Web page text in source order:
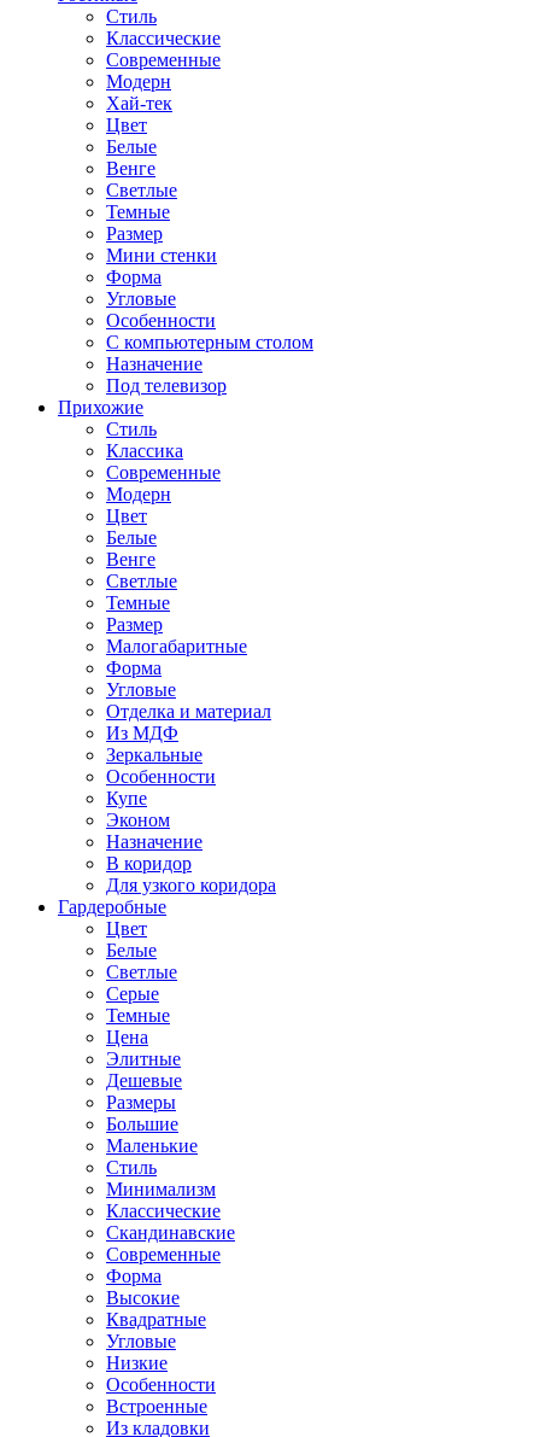
Стиль
Классические
Современные
Модерн
Хай-тек
Цвет
Белые
Венге
Светлые
Темные
Размер
Мини стенки
Форма
Угловые
Особенности
С компьютерным столом
Назначение
Под телевизор
Прихожие
Стиль
Классика
Современные
Модерн
Цвет
Белые
Венге
Светлые
Темные
Размер
Малогабаритные
Форма
Угловые
Отделка и материал
Из МДФ
Зеркальные
Особенности
Купе
Эконом
Назначение
В коридор
Для узкого коридора
Гардеробные
Цвет
Белые
Светлые
Серые
Темные
Цена
Элитные
Дешевые
Размеры
Большие
Маленькие
Стиль
Минимализм
Классические
Скандинавские
Современные
Форма
Высокие
Квадратные
Угловые
Низкие
Особенности
Встроенные
Из кладовки